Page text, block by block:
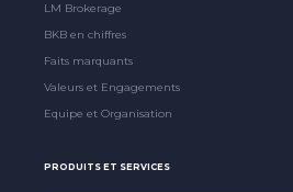
LM Brokerage
BKB en chiffres
Faits marquants
Valeurs et Engagements
Equipe et Organisation
PRODUITS ET SERVICES